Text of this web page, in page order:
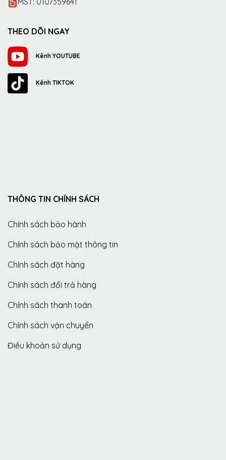
THEO DÕI NGAY
Kênh YOUTUBE
Kênh TIKTOK
THÔNG TIN CHÍNH SÁCH
Chính sách bảo hành
Chính sách bảo mật thông tin
Chính sách đặt hàng
Chính sách đổi trả hàng
Chính sách thanh toán
Chính sách vận chuyển
Điều khoản sử dụng